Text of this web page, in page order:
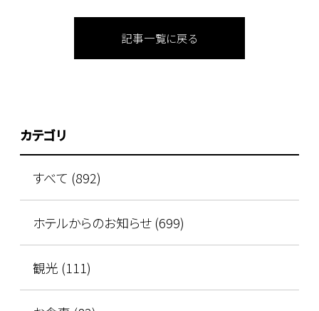
記事一覧に戻る
カテゴリ
すべて (892)
ホテルからのお知らせ (699)
観光 (111)